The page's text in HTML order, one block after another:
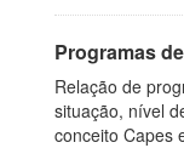
Programas
Relação de
situação, nível
conceito Capes